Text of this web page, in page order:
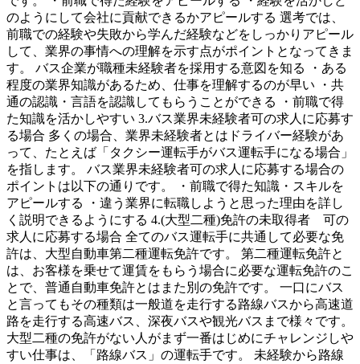
のようにして会社に貢献できるかアピールする 選考では、
前職での経験や失敗から学んだ経験などをしっかりアピール
して、業界の事情への理解を示す点がポイントとなってきま
す。 バス企業が職種未経験者を採用する意図を知る ・ある
程度の業界知識があるため、仕事を理解するのが早い ・共
通の認識・言語を認識してもらうことができる ・前職で得
た知識を活かしやすい 3.バス業界未経験者可の求人に応募す
る場合 多くの場合、業界未経験者とはドライバー経験があ
って、たとえば「タクシー運転手がバス運転手になる場合」
を指します。 バス業界未経験者可の求人に応募する場合の
ポイントは以下の通りです。 ・前職で得た知識・スキルを
アピールする ・違う業界に転職しようと思った理由を詳し
く説明できるようにする 4.(大型二種)免許の未取得者 可の
求人に応募する場合 全てのバス運転手に共通して必要な免
許は、大型自動車第二種運転免許です。 第二種運転免許と
は、お客様を乗せて運賃をもらう場合に必要な運転免許のこ
とで、普通自動車免許とはまた別の免許です。 一口にバス
と言ってもその種類は一般道を走行する路線バスから高速道
路を走行する高速バス、深夜バスや観光バスまで様々です。
大型二種の免許がない人がまず一番はじめにチャレンジしや
すい仕事は、「路線バス」の運転手です。 未経験から路線